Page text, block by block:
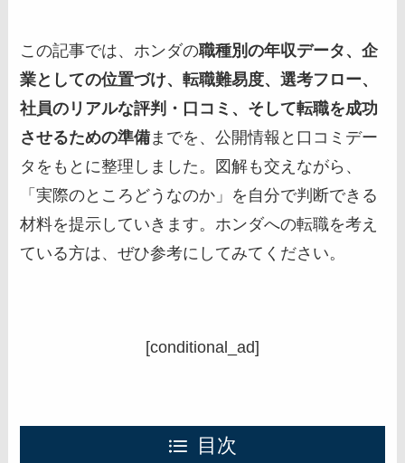
この記事では、ホンダの職種別の年収データ、企
業としての位置づけ、転職難易度、選考フロー、
社員のリアルな評判・口コミ、そして転職を成功
させるための準備 までを、公開情報と口コミデー
タをもとに整理しました。図解も交えながら、
「実際のところどうなのか」を自分で判断できる
材料を提示していきます。ホンダへの転職を考え
ている方は、ぜひ参考にしてみてください。
[conditional_ad]
目次